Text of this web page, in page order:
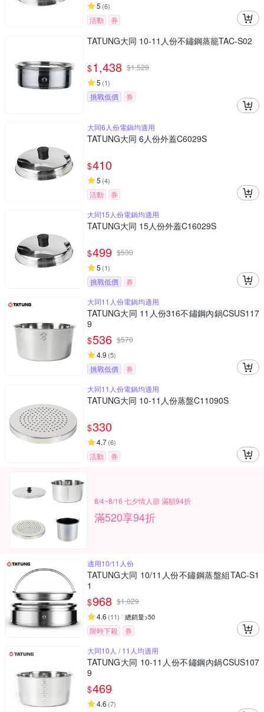
5 (6)
活動 券
TATUNG大同 10-11人份不鏽鋼蒸籠TAC-S02
$1,438 $1,529
5 (1)
挑戰低價 券
大同6人份電鍋均適用
TATUNG大同 6人份外蓋C6029S
$410
5 (4)
活動
券
大同15人份電鍋均適用
TATUNG大同 15人份外蓋C16029S
$499 $530
5 (1)
挑戰低價
券
大同11人份電鍋均適用
TATUNG大同 11人份316不鏽鋼內鍋CSUS117
9
$536 $570
4.9 (5)
挑戰低價
券
大同11人份電鍋均適用
TATUNG大同 10-11人份蒸盤C11090S
$330
4.7(6)
活動 券
8/4~8/16 七夕情人節 滿額94折
滿520享94折
適用10/11人份
TATUNG大同 10/11人份不鏽鋼蒸盤組TAC-S1
1
$968 $1,029
4.6 (11) 總銷量>50
限時下殺
券
大同10人 / 11人均適用
TATUNG大同 10-11人份不鏽鋼內鍋CSUS107
9
$469
4.6 (7)